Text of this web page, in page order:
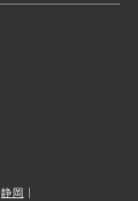
静岡